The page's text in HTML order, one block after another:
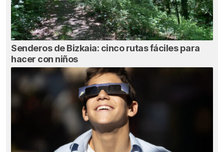
Senderos de Bizkaia: cinco rutas fáciles para
hacer con niños